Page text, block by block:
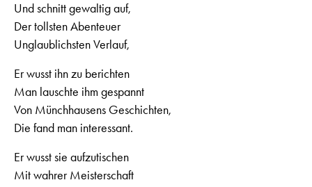
Und schnitt gewaltig auf,
Der tollsten Abenteuer
Unglaublichsten Verlauf,
Er wusst ihn zu berichten
Man lauschte ihm gespannt
Von Münchhausens Geschichten,
Die fand man interessant.
Er wusst sie aufzutischen
Mit wahrer Meisterschaft